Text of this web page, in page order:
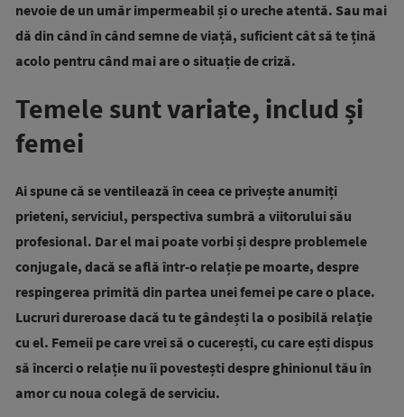
nevoie de un umăr impermeabil și o ureche atentă. Sau mai
dă din când în când semne de viață, suficient cât să te țină
acolo pentru când mai are o situație de criză.
Temele sunt variate, includ și
femei
Ai spune că se ventilează în ceea ce privește anumiți
prieteni, serviciul, perspectiva sumbră a viitorului său
profesional. Dar el mai poate vorbi și despre problemele
conjugale, dacă se află într-o relație pe moarte, despre
respingerea primită din partea unei femei pe care o place.
Lucruri dureroase dacă tu te gândești la o posibilă relație
cu el. Femeii pe care vrei să o cucerești, cu care ești dispus
să încerci o relație nu îi povestești despre ghinionul tău în
amor cu noua colegă de serviciu.